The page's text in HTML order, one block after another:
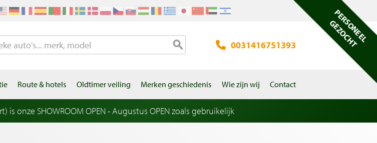
0031416751393
Route & hotels Oldtimer veiling Merken geschiedenis Wie zijn wij Contact
onze SHOWROOM OPEN - Augustus OPEN zoals gebruikelijk
PERSONEEL
GEZOCHT